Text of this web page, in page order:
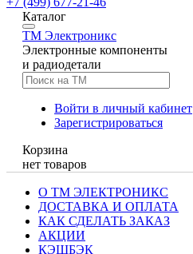
Каталог
TM Электроникс
Электронные компоненты
и радиодетали
Войти в личный кабинет
Зарегистрироваться
Корзина
нет товаров
О ТМ ЭЛЕКТРОНИКС
ДОСТАВКА И ОПЛАТА
КАК СДЕЛАТЬ ЗАКАЗ
АКЦИИ
КЭШБЭК